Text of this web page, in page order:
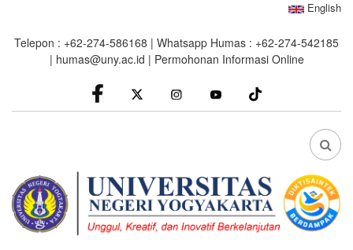
main
English
Telepon : +62-274-586168 | Whatsapp Humas : +62-274-542185
| humas@uny.ac.id | Permohonan Informasi Online
facebook
Instagram youtube
FA